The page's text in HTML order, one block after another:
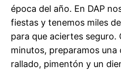
época del año. En DAP
fiestas y tenemos miles
para que aciertes seguro.
minutos, preparamos una
rallado, pimentón y un